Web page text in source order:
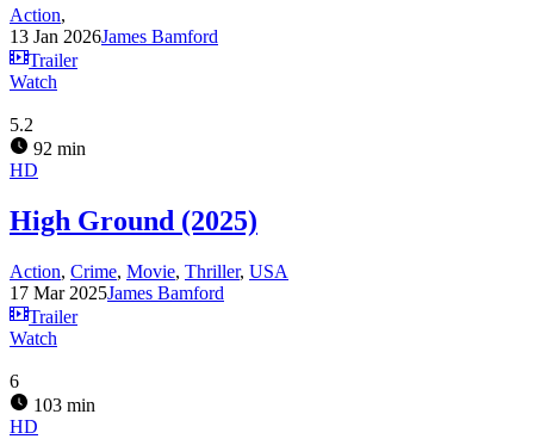
Action,
13 Jan 2026James Bamford
Trailer
Watch
5.2
92 min
HD
High Ground (2025)
Action, Crime, Movie, Thriller, USA
17 Mar 2025James Bamford
Trailer
Watch
6
103 min
HD